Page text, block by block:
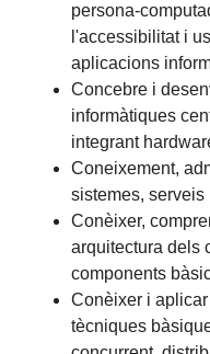
persona-
l'accessibilitat i
aplicacions
Concebre i
informàtiques
integrant
Coneixement,
sistemes,
Conèixer,
arquitectura dels
components
Conèixer i
tècniques